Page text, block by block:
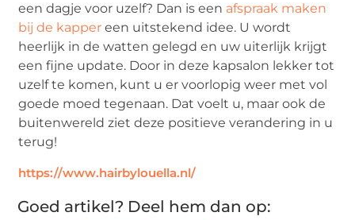
een dagje voor uzelf? Dan is een afspraak maken
bij de kapper een uitstekend idee. U wordt
heerlijk in de watten gelegd en uw uiterlijk krijgt
een fijne update. Door in deze kapsalon lekker tot
uzelf te komen, kunt u er voorlopig weer met vol
goede moed tegenaan. Dat voelt u, maar ook de
buitenwereld ziet deze positieve verandering in u
terug!
https://www.hairbylouella.nl/
Goed artikel? Deel hem dan op: